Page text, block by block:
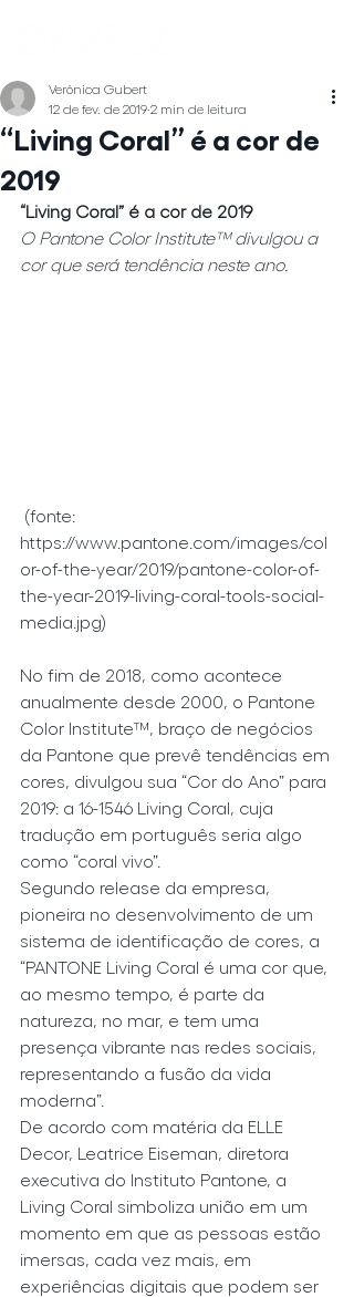
“Living Coral” é a cor de
2019
Verônica Gubert
12 de fev. de 2019 2 min de leitura
“Living Coral” é a cor de 2019
O Pantone Color Institute™ divulgou a
cor que será tendência neste ano.
https://www.pantone.com/images/col
or-of-the-year/2019/pantone-color-of-
the-year-2019-living-coral-tools-social-
media.jpg)
No fim de 2018, como acontece
anualmente desde 2000, o Pantone
Color Institute™, braço de negócios
da Pantone que prevê tendências em
cores, divulgou sua “Cor do Ano” para
2019: a 16-1546 Living Coral, cuja
tradução em português seria algo
como “coral vivo”.
Segundo release da empresa,
pioneira no desenvolvimento de um
sistema de identificação de cores, a
“PANTONE Living Coral é uma cor que,
ao mesmo tempo, é parte da
natureza, no mar, e tem uma
presença vibrante nas redes sociais,
representando a fusão da vida
moderna”.
De acordo com matéria da ELLE
Decor, Leatrice Eiseman, diretora
executiva do Instituto Pantone, a
Living Coral simboliza união em um
momento em que as pessoas estão
imersas, cada vez mais, em
experiências digitais que podem ser